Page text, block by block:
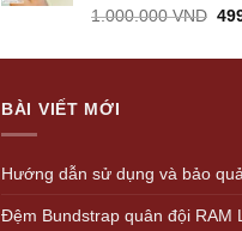
1.000.000VND
BÀI VIẾT MỚI
Hướng dẫn sử dụng và bảo
Đệm Bundstrap quân đội RAM